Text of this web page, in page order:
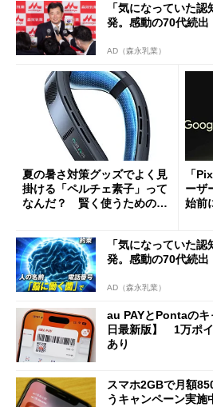
「気になっていた
発。感動の70代続出
AD（森永乳業）
夏の暑さ対策グッズでよく見
掛ける「ペルチェ素子」って
なんだ？ 賢く使うための注
「
ーザ
始前
「気になっていた
発。感動の70代続出
AD（森永乳業）
au PAYとPontaのキ
日最新版】 1万ポ
あり
スマホ2GBで月額
うキャンペーン実施